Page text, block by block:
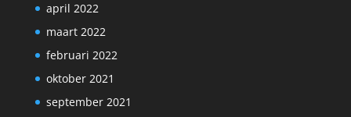
april 2022
maart 2022
februari 2022
oktober 2021
september 2021